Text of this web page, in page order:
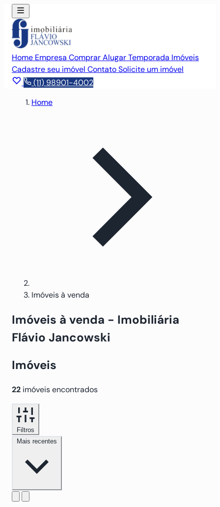
Home Empresa ComprarAlugarTemporada Imóveis
Cadastre seu imóvel ContatoSolicite um imóvel
(11) 98901-4002
Home
Imóveis à venda
Imóveis à venda - Imobiliária
Flávio Jancowski
Imóveis
22 imóveis encontrados
Filtros
Mais recentes